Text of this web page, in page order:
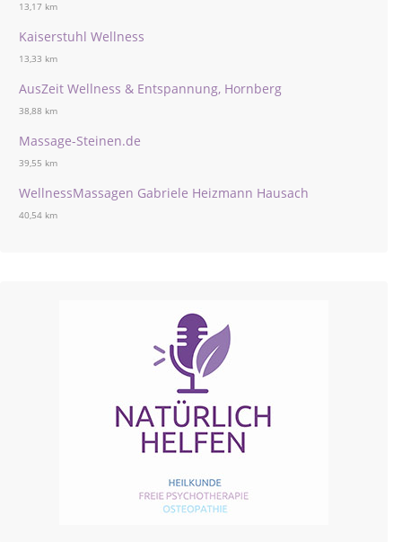
13,17 km
Kaiserstuhl Wellness
13,33 km
AusZeit Wellness & Entspannung, Hornberg
38,88 km
Massage-Steinen.de
39,55 km
WellnessMassagen Gabriele Heizmann Hausach
40,54 km